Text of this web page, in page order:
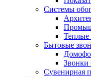
Системы
Теплые
Бытовые
Звонки
Сувенирная